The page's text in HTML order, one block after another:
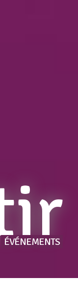
ÉVÉNEMENTS